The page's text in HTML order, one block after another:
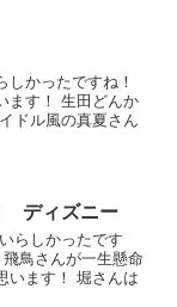
かったですね！
ます！ 生田どんか
ドル風の真夏さん
ディズニー
らしかったです
鳥さんが一生懸命
います！ 堀さんは